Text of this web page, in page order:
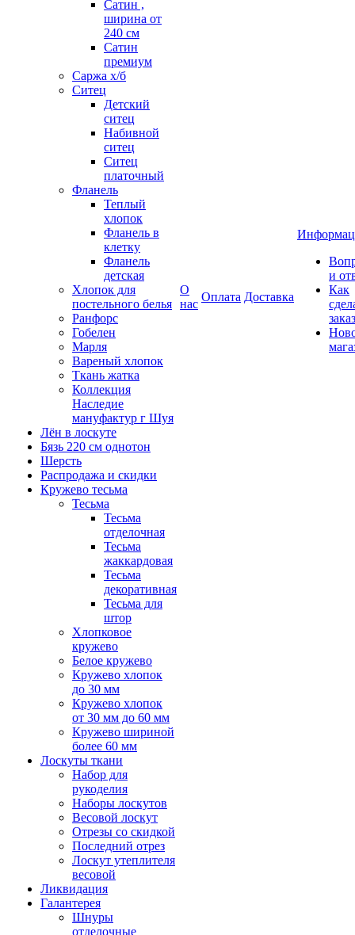
Сатин ,
ширина от
240 см
Сатин
премиум
Саржа х/б
Ситец
Детский
ситец
Набивной
ситец
Ситец
платочный
Фланель
Теплый
хлопок
Фланель в
клетку
Фланель
детская
Хлопок для
постельного белья
Ранфорс
Гобелен
Марля
Вареный хлопок
Ткань жатка
Коллекция
Наследие
мануфактур г Шуя
Лён в лоскуте
Бязь 220 см однотон
Шерсть
Распродажа и скидки
Кружево тесьма
Тесьма
Тесьма
отделочная
Тесьма
жаккардовая
Тесьма
декоративная
Тесьма для
штор
Хлопковое
кружево
Белое кружево
Кружево хлопок
до 30 мм
Кружево хлопок
от 30 мм до 60 мм
Кружево шириной
более 60 мм
Лоскуты ткани
Набор для
рукоделия
Наборы лоскутов
Весовой лоскут
Отрезы со скидкой
Последний отрез
Лоскут утеплителя
весовой
Ликвидация
Галантерея
Шнуры
отделочные
О
нас
Оплата Доставка
и
Как
заказ